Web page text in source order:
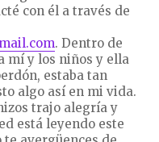
con él a través de
. Dentro de
mí y los niños y ella
estaba tan
algo así en mi vida.
trajo alegría y
está leyendo este